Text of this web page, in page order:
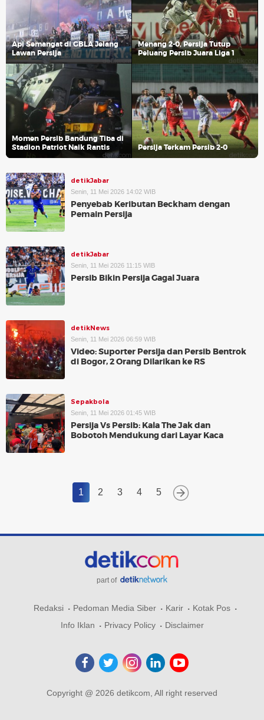
Api Semangat di GBLA Jelang
Lawan Persija
Menang 2-0, Persija Tutup
Peluang Persib Juara Liga 1
Momen Persib Bandung Tiba di
Stadion Patriot Naik Rantis
Persija Terkam Persib 2-0
detikJabar
Senin, 11 Mei 2026 14:02 WIB
Penyebab Keributan Beckham dengan
Pemain Persija
detikJabar
Senin, 11 Mei 2026 11:15 WIB
Persib Bikin Persija Gagal Juara
detikNews
Senin, 11 Mei 2026 06:59 WIB
Video: Suporter Persija dan Persib Bentrok
di Bogor, 2 Orang Dilarikan ke RS
Sepakbola
Senin, 11 Mei 2026 01:45 WIB
Persija Vs Persib: Kala The Jak dan
Bobotoh Mendukung dari Layar Kaca
1 2 3 4 5
part of
Redaksi Pedoman Media Siber Karir
Kotak Pos
Info Iklan
Privacy Policy Disclaimer
Copyright @ 2026 detikcom, All right reserved